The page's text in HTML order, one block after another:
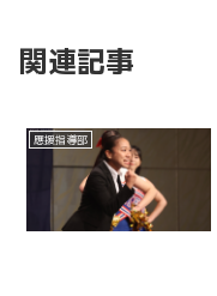
関連記事
應援指導部